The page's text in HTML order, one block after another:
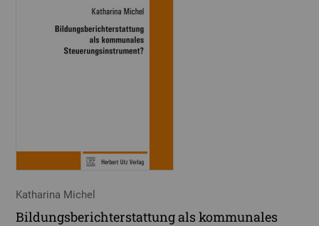
Katharina Michel
Bildungsberichterstattung als kommunales